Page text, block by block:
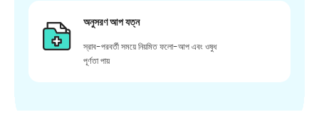
অনুসরণ আপ যত্ন
স্রাব-পরবর্তী সময়ে নিয়মিত ফলো-আপ এবং ওষুধ
পূর্ণতা পায়